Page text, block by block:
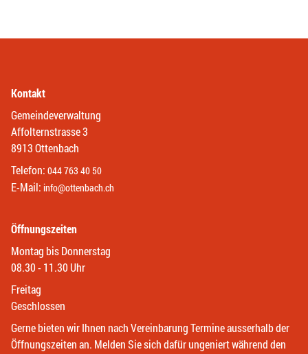
Kontakt
Gemeindeverwaltung
Affolternstrasse 3
8913 Ottenbach
Telefon: 044 763 40 50
E-Mail: info@ottenbach.ch
Öffnungszeiten
Montag bis Donnerstag
08.30 - 11.30 Uhr
Freitag
Geschlossen
Gerne bieten wir Ihnen nach Vereinbarung Termine ausserhalb der
Öffnungszeiten an. Melden Sie sich dafür ungeniert während den